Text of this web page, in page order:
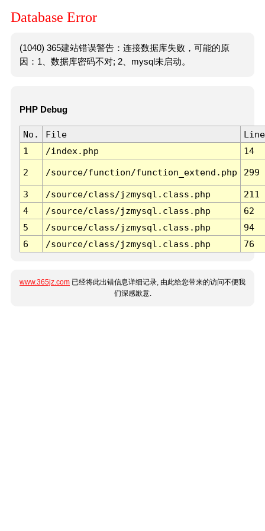
Database Error
(1040) 365建站错误警告：连接数据库失败，可能的原
因：1、数据库密码不对; 2、mysql未启动。
PHP Debug
No. File
Line
1
/index.php 14
2 /source/function/function_extend.php 299
3 /source/class/jzmysql.class.php
211
4
/source/class/jzmysql.class.php
62
5
/source/class/jzmysql.class.php
94
6
/source/class/jzmysql.class.php 76
www.365jz.com 已经将此出错信息详细记录, 由此给您带来的访问不便我
们深感歉意.